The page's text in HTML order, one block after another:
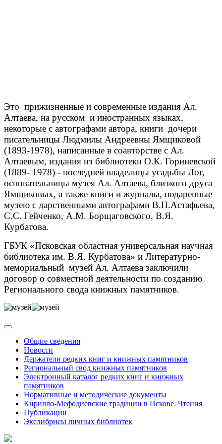
Это прижизненные и современные издания Ал.
Алтаева, на русском и иностранных языках,
некоторые с автографами автора, книги дочери
писательницы Людмилы Андреевны Ямщиковой
(1893-1978), написанные в соавторстве с Ал.
Алтаевым, издания из библиотеки О.К. Гориневской
(1889- 1978) - последней владелицы усадьбы Лог,
основательницы музея Ал. Алтаева, близкого друга
Ямщиковых, а также книги и журналы, подаренные
музею с дарственными автографами В.П.Астафьева,
С.С. Гейченко, А.М. Борщаговского, В.Я.
Курбатова.
ГБУК «Псковская областная универсальная научная
библиотека им. В.Я. Курбатова» и Литературно-
мемориальный музей Ал. Алтаева заключили
договор о совместной деятельности по созданию
Регионального свода книжных памятников.
Общие сведения
Новости
Держатели редких книг и книжных памятников
Региональный свод книжных памятников
Электронный каталог редких книг и книжных
памятников
Нормативные и методические документы
Кирилло-Мефодиевские традиции в Пскове. Чтения
Публикации
Экслибрисы личных библиотек